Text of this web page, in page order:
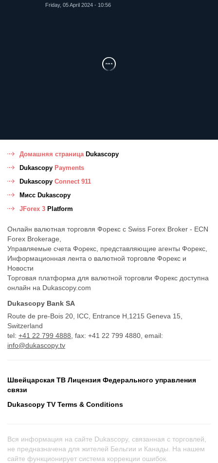
Friday, 05 April 2024 - 10:56
Домашняя страница Dukascopy
Dukascopy Payments
Dukascopy Connect 911
Мисс Dukascopy
JForex 3 Platform
Онлайн валютная торговля Форекс с Swiss Forex Broker - ECN
Forex Brokerage,
Управляемые счета Форекс, представляющие агенты Форекс,
Информационная лента о валютной торговле Форекс и
Новости
Торговая платформа для валютной торговли Форекс доступна
онлайн на Dukascopy.com
Dukascopy Bank SA
Route de pre-Bois 20, ICC, Entrance H,1215 Geneva 15,
Switzerland
tel: +41 22 799 4888 , fax: +41 22 799 4880, email:
info@dukascopy.tv
Швейцарская ТВ Лицензия Федерального управления
связи
Dukascopy TV Terms & Conditions
Вся информация на сайте Dukascopy, связанная с торговлей,
не предназначена для жителей Бельгии и Канады. На нашем
сайте функционирует система коррекции ошибок.